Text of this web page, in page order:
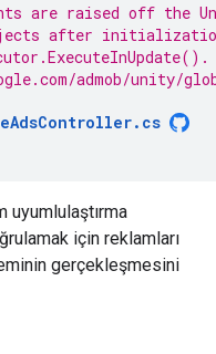
are raised off the
after
admob/unity/
. cs
uyumlulaştırma
için reklamları
gerçekleşmesini